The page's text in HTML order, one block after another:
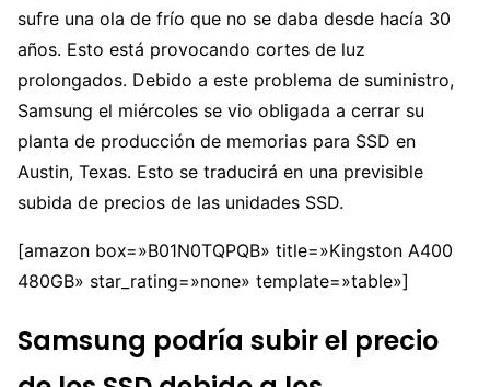
sufre una ola de frío que no se daba desde hacía 30
años. Esto está provocando cortes de luz
prolongados. Debido a este problema de suministro,
Samsung el miércoles se vio obligada a cerrar su
planta de producción de memorias para SSD en
Austin, Texas. Esto se traducirá en una previsible
subida de precios de las unidades SSD.
[amazon box=»B01N0TQPQB» title=»Kingston A400
480GB» star_rating=»none» template=»table»]
Samsung podría subir el precio